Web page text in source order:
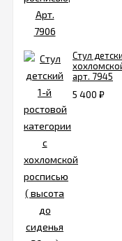
Стул
арт. 7945
5 400 ₽